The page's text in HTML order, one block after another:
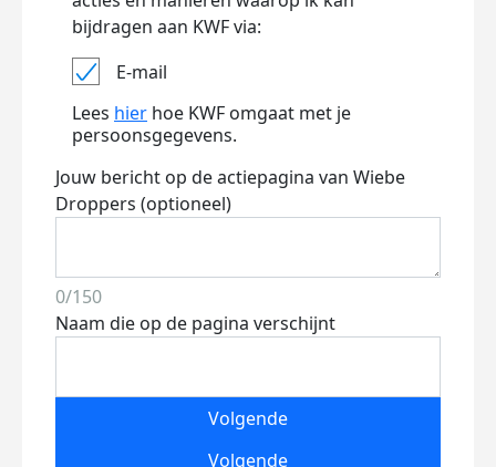
bijdragen aan KWF via:
E-mail
Lees hier hoe KWF omgaat met je
persoonsgegevens.
Jouw bericht op de actiepagina van Wiebe
Droppers (optioneel)
0/150
Naam die op de pagina verschijnt
Volgende
Volgende